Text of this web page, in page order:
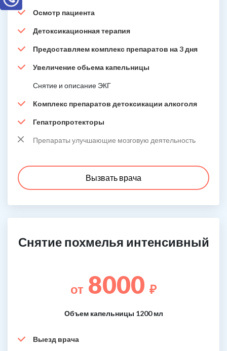
Осмотр пациента
Детоксикационная терапия
Предоставляем комплекс препаратов на 3 дня
Увеличение обьема капельницы
Снятие и описание ЭКГ
Комплекс препаратов детоксикации алкоголя
Гепатропротекторы
Препараты улучшающие мозговую деятельность
Вызвать врача
Снятие похмелья интенсивный
от 8000 ₽
Объем капельницы 1200 мл
Выезд врача